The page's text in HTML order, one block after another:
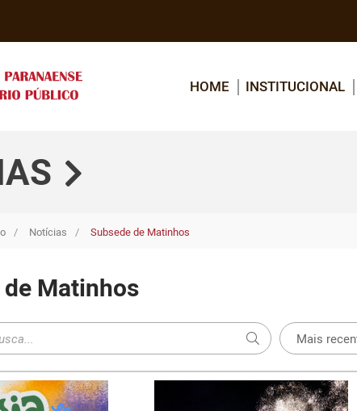
HOME INSTITUCIONAL
Notícias Subsede de Matinhos
Matinhos